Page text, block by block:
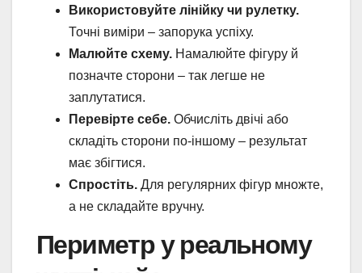
Використовуйте лінійку чи рулетку.
Точні виміри – запорука успіху.
Малюйте схему. Намалюйте фігуру й
позначте сторони – так легше не
заплутатися.
Перевірте себе. Обчисліть двічі або
складіть сторони по-іншому – результат
має збігтися.
Спростіть. Для регулярних фігур множте,
а не складайте вручну.
Периметр у реальному